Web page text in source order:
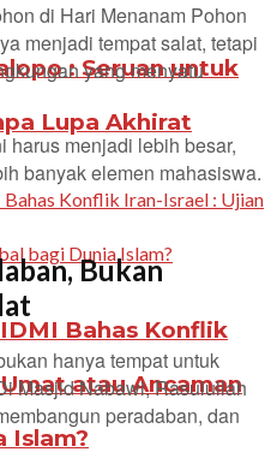
: Seruan untuk
Lupa Akhirat
Bahas Konflik
atau Ancaman
Islam?
di Hari Menanam Pohon
menjadi tempat salat, tetapi
yang menyatu
harus menjadi lebih besar,
banyak elemen mahasiswa.
Bukan
hanya tempat untuk
Masjid Nabawi, Rasulullah
peradaban, dan